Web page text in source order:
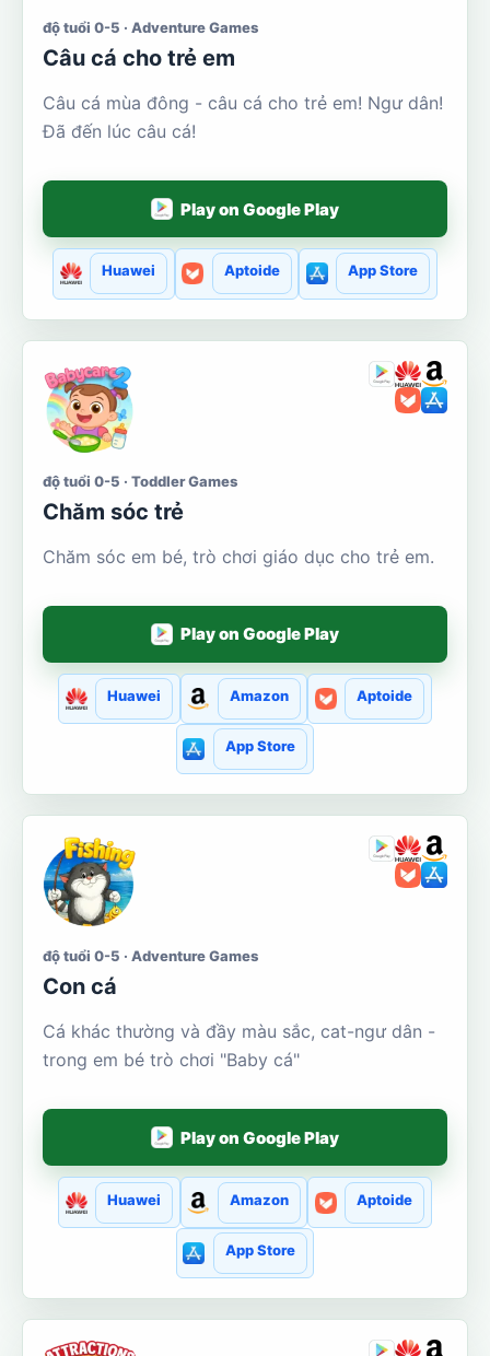
độ tuổi 0-5 · Adventure Games
Câu cá cho trẻ em
Câu cá mùa đông - câu cá cho trẻ em! Ngư dân!
Đã đến lúc câu cá!
Play on Google Play
Huawei Aptoide App Store
độ tuổi 0-5 · Toddler Games
Chăm sóc trẻ
Chăm sóc em bé, trò chơi giáo dục cho trẻ em.
Play on Google Play
Huawei Amazon Aptoide
App Store
độ tuổi 0-5 · Adventure Games
Con cá
Cá khác thường và đầy màu sắc, cat-ngư dân -
trong em bé trò chơi "Baby cá"
Play on Google Play
Huawei Amazon Aptoide
App Store